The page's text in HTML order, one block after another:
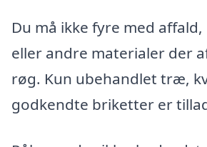
Du må ikke fyre med
eller andre materialer der
røg. Kun ubehandlet træ,
godkendte briketter er